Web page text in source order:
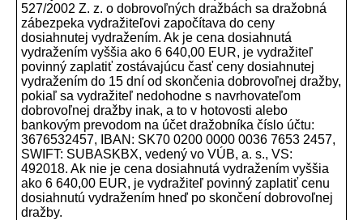
527/2002 Z. z. o dobrovoľných dražbách sa dražobná
zábezpeka vydražiteľovi započítava do ceny
dosiahnutej vydražením. Ak je cena dosiahnutá
vydražením vyššia ako 6 640,00 EUR, je vydražiteľ
povinný zaplatiť zostávajúcu časť ceny dosiahnutej
vydražením do 15 dní od skončenia dobrovoľnej dražby,
pokiaľ sa vydražiteľ nedohodne s navrhovateľom
dobrovoľnej dražby inak, a to v hotovosti alebo
bankovým prevodom na účet dražobníka číslo účtu:
3676532457, IBAN: SK70 0200 0000 0036 7653 2457,
SWIFT: SUBASKBX, vedený vo VÚB, a. s., VS:
492018. Ak nie je cena dosiahnutá vydražením vyššia
ako 6 640,00 EUR, je vydražiteľ povinný zaplatiť cenu
dosiahnutú vydražením hneď po skončení dobrovoľnej
dražby.